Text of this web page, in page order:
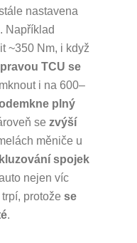
nastavena
Například
~350 Nm, i když
TCU se
i na 600–
plný
se zvýší
měniče u
spojek
nejen víc
protože se
.